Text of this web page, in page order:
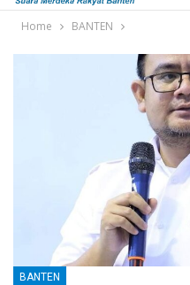
Home BANTEN
BANTEN